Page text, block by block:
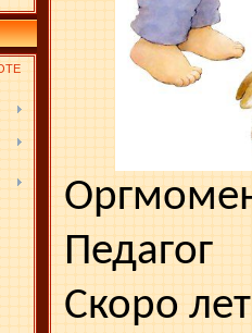
Педагог
Скоро